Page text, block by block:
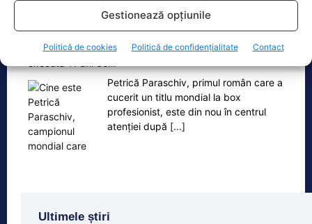
Gestionează opțiunile
Politică de cookies Politică de confidențialitate Contact
Cine este Petrică Paraschiv, campionul mondial care
Petrică Paraschiv, primul român care a
cucerit un titlu mondial la box
profesionist, este din nou în centrul
atenției după [...]
Ultimele știri